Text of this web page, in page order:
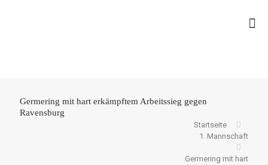
Germering mit hart erkämpftem Arbeitssieg gegen
Ravensburg
Startseite
1. Mannschaft
Germering mit hart